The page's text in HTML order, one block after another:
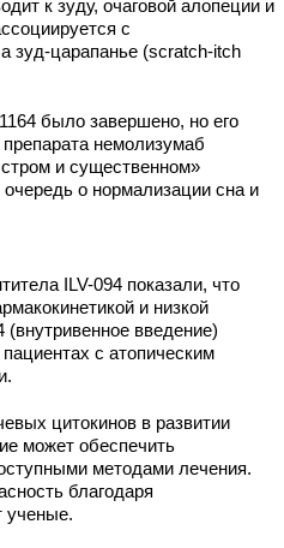
к зуду, очаговой алопеции и
с
зуд-царапанье (scratch-itch
было завершено, но его
немолизумаб
и существенном»
о нормализации сна и
ILV-094 показали, что
и низкой
введение)
с атопическим
цитокинов в развитии
может обеспечить
методами лечения.
благодаря
ученые.